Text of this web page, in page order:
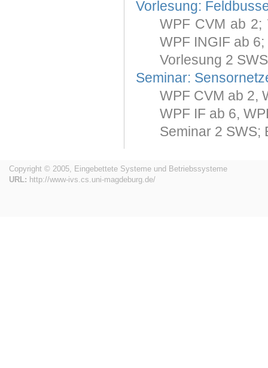
Vorlesung:
WPF CVM ab
WPF INGIF ab
Vorlesung 2
Seminar:
WPF CVM ab 2,
WPF IF ab 6,
Seminar 2 SWS;
Copyright © 2005, Eingebettete Systeme und Betriebssysteme
URL: http://www-ivs.cs.uni-magdeburg.de/